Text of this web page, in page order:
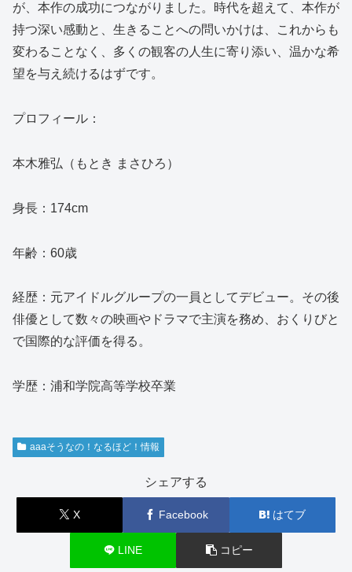
が、本作の成功につながりました。時代を超えて、本作が
持つ深い感動と、生きることへの問いかけは、これからも
変わることなく、多くの観客の人生に寄り添い、温かな希
望を与え続けるはずです。
プロフィール：
本木雅弘（もとき まさひろ）
身長：174cm
年齢：60歳
経歴：元アイドルグループの一員としてデビュー。その後
俳優として数々の映画やドラマで主演を務め、おくりびと
で国際的な評価を得る。
学歴：浦和学院高等学校卒業
aaaそうなの！なるほど！情報
シェアする
X Facebook はてブ
LINE コピー